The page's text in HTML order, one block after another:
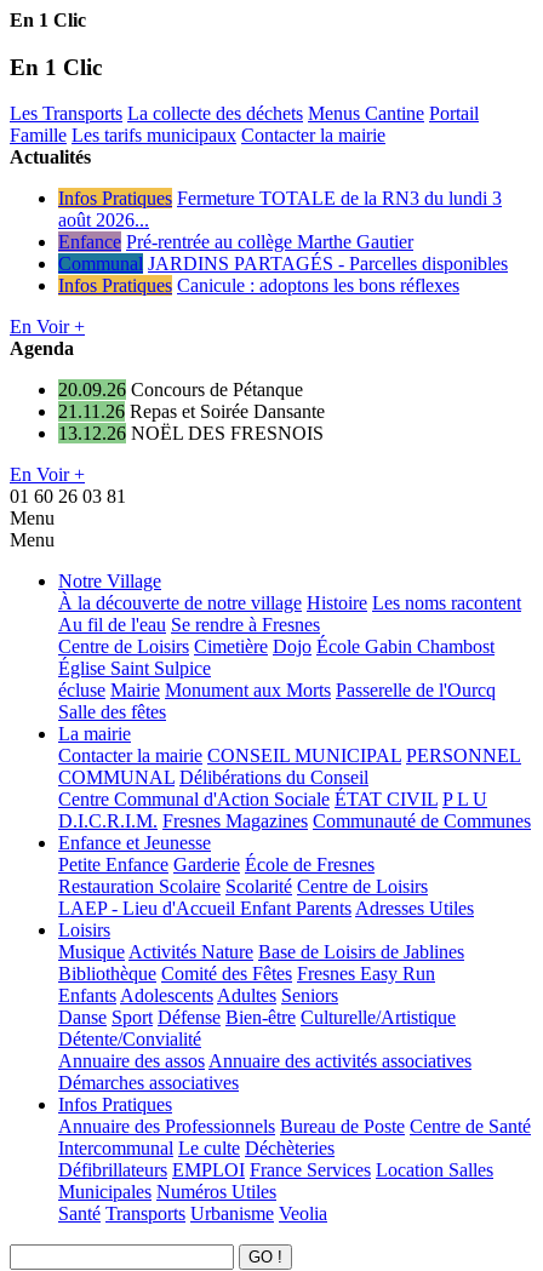
En 1 Clic
En 1 Clic
Les Transports La collecte des déchets Menus Cantine Portail
Famille Les tarifs municipaux Contacter la mairie
Actualités
Infos Pratiques Fermeture TOTALE de la RN3 du lundi 3
août 2026...
Enfance Pré-rentrée au collège Marthe Gautier
Communal JARDINS PARTAGÉS - Parcelles disponibles
Infos Pratiques Canicule : adoptons les bons réflexes
En Voir +
Agenda
20.09.26 Concours de Pétanque
21.11.26 Repas et Soirée Dansante
13.12.26 NOËL DES FRESNOIS
En Voir +
01 60 26 03 81
Menu
Menu
Notre Village
À la découverte de notre village Histoire Les noms racontent
Au fil de l'eau Se rendre à Fresnes
Centre de Loisirs Cimetière Dojo École Gabin Chambost
Église Saint Sulpice
écluse Mairie Monument aux Morts Passerelle de l'Ourcq
Salle des fêtes
La mairie
Contacter la mairie CONSEIL MUNICIPAL PERSONNEL
COMMUNAL Délibérations du Conseil
Centre Communal d'Action Sociale ÉTAT CIVIL P L U
D.I.C.R.I.M. Fresnes Magazines Communauté de Communes
Enfance et Jeunesse
Petite Enfance Garderie École de Fresnes
Restauration Scolaire Scolarité Centre de Loisirs
LAEP - Lieu d'Accueil Enfant ParentsAdresses Utiles
Loisirs
MusiqueActivités Nature Base de Loisirs de Jablines
Bibliothèque Comité des Fêtes Fresnes Easy Run
EnfantsAdolescentsAdultes Seniors
Danse Sport Défense Bien-être Culturelle/Artistique
Détente/Convialité
Annuaire des assosAnnuaire des activités associatives
Démarches associatives
Infos Pratiques
Annuaire des Professionnels Bureau de Poste Centre de Santé
Intercommunal Le culte Déchèteries
Défibrillateurs EMPLOI France Services Location Salles
Municipales Numéros Utiles
Santé Transports Urbanisme Veolia